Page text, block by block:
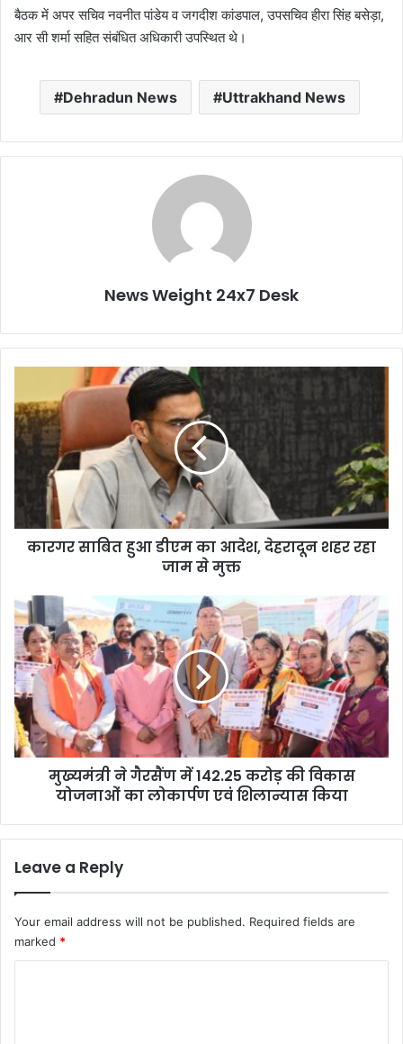
बैठक में अपर सचिव नवनीत पांडेय व जगदीश कांडपाल, उपसचिव हीरा सिंह बसेड़ा,
आर सी शर्मा सहित संबंधित अधिकारी उपस्थित थे।
Dehradun News Uttrakhand News
News Weight 24x7 Desk
ग
र
सा
आ
का
आ
दे
श
,
दे
ह
रा
दू
र
से
मु
क्त
कारगर साबित हुआ डीएम का आदेश, देहरादून शहर रहा
जाम से मुक्त
मु
ख्य
मं
त्री
ने
गै
र
सैं
ण
2
रो
ड़
की
मुख्यमंत्री ने गैरसैंण में 142.25 करोड़ की विकास
योजनाओं का लोकार्पण एवं शिलान्यास किया
Leave a Reply
Your email address will not be published. Required fields are
marked *